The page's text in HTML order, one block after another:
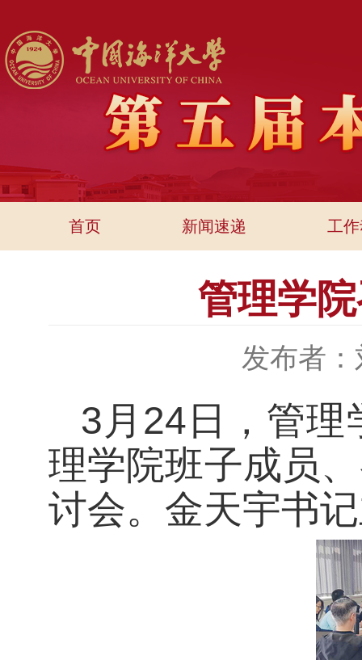
首页 新闻速递 工
管理学
发布者：
3月24日，管理
理学院班子成员
讨会。金天宇书